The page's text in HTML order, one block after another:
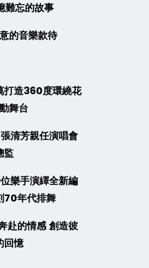
難忘的故事
的音樂款待
打造360度環繞花
舞台
張清芳親任演唱會
監
位樂手演繹全新編
70年代排舞
赴的情感 創造彼
回憶